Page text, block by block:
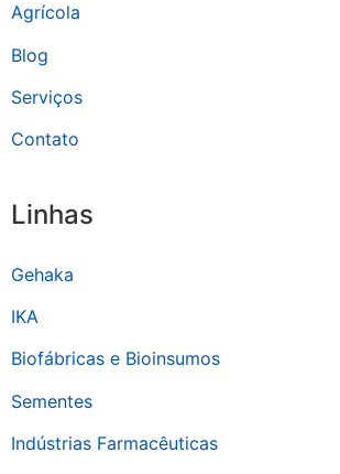
Agrícola
Blog
Serviços
Contato
Linhas
Gehaka
IKA
Biofábricas e Bioinsumos
Sementes
Indústrias Farmacêuticas